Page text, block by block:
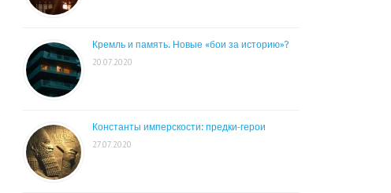
Кремль и память. Новые «бои за историю»?
20.07.2020
Константы имперскости: предки-герои
27.07.2020